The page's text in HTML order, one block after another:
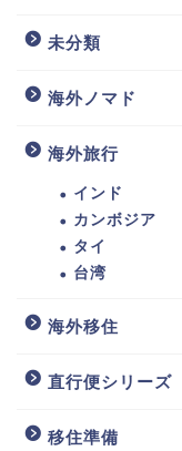
未分類
海外ノマド
海外旅行
インド
カンボジア
タイ
台湾
海外移住
直行便シリーズ
移住準備